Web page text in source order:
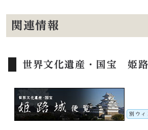
関連情報
世界文化遺産・国宝 姫
別ウィ